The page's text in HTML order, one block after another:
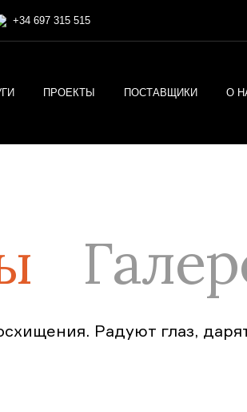
+34 697 315 515
ПРОЕКТЫ ПОСТАВЩИКИ О
Радуют глаз,